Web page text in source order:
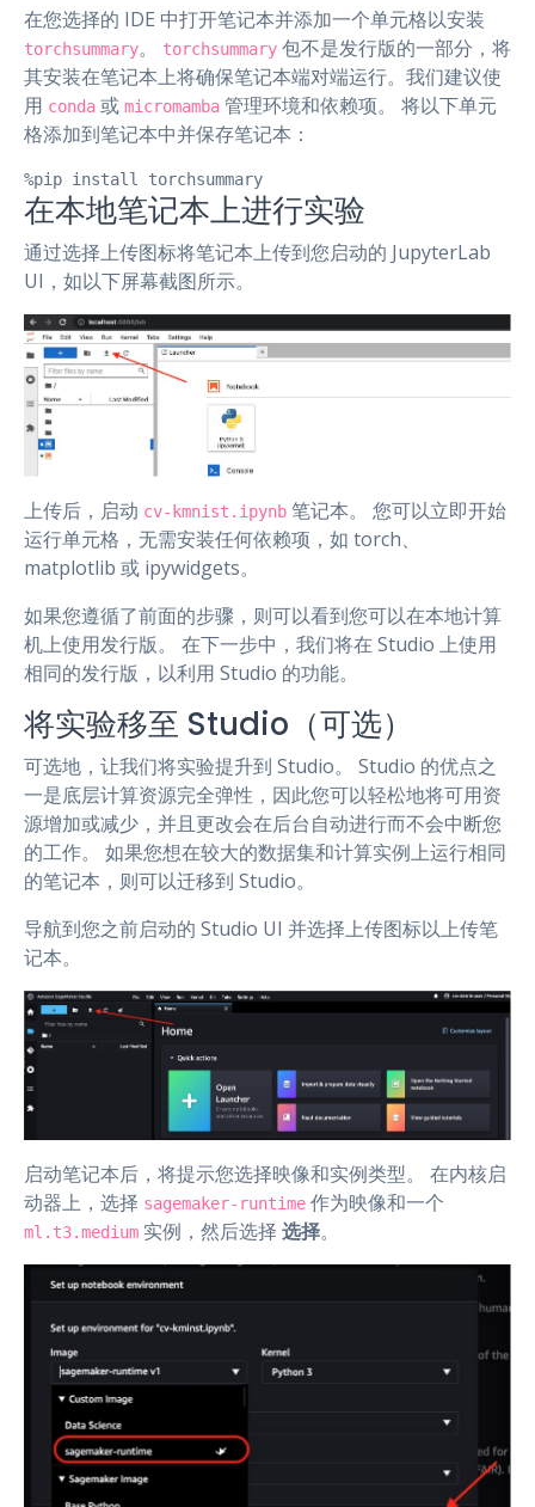
在您选择的 IDE 中打开笔记本并添加一个单元格以安装
torchsummary。 torchsummary 包不是发行版的一部分，将
其安装在笔记本上将确保笔记本端对端运行。我们建议使
用 conda 或 micromamba 管理环境和依赖项。 将以下单元
格添加到笔记本中并保存笔记本：
%pip install torchsummary
在本地笔记本上进行实验
通过选择上传图标将笔记本上传到您启动的 JupyterLab
UI，如以下屏幕截图所示。
上传后，启动 cv-kmnist.ipynb 笔记本。 您可以立即开始
运行单元格，无需安装任何依赖项，如 torch、
matplotlib 或 ipywidgets。
如果您遵循了前面的步骤，则可以看到您可以在本地计算
机上使用发行版。 在下一步中，我们将在 Studio 上使用
相同的发行版，以利用 Studio 的功能。
将实验移至 Studio（可选）
可选地，让我们将实验提升到 Studio。 Studio 的优点之
一是底层计算资源完全弹性，因此您可以轻松地将可用资
源增加或减少，并且更改会在后台自动进行而不会中断您
的工作。 如果您想在较大的数据集和计算实例上运行相同
的笔记本，则可以迁移到 Studio。
导航到您之前启动的 Studio UI 并选择上传图标以上传笔
记本。
启动笔记本后，将提示您选择映像和实例类型。 在内核启
动器上，选择 sagemaker-runtime 作为映像和一个
ml.t3.medium 实例，然后选择 选择。